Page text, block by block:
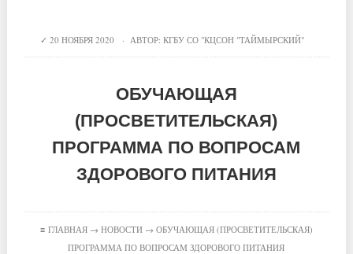
20 НОЯБРЯ 2020 · АВТОР: КГБУ СО "КЦСОН "ТАЙМЫРСКИЙ"
ОБУЧАЮЩАЯ
(ПРОСВЕТИТЕЛЬСКАЯ)
ПРОГРАММА ПО ВОПРОСАМ
ЗДОРОВОГО ПИТАНИЯ
≡ ГЛАВНАЯ→ НОВОСТИ→ ОБУЧАЮЩАЯ (ПРОСВЕТИТЕЛЬСКАЯ)
ПРОГРАММА ПО ВОПРОСАМ ЗДОРОВОГО ПИТАНИЯ